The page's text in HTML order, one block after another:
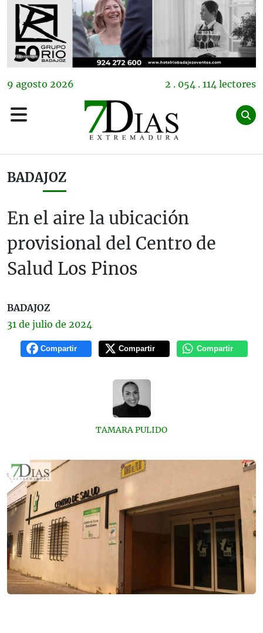
9 agosto 2026 2 . 054 . 114 lectores
BADAJOZ
En el aire la ubicación
provisional del Centro de
Salud Los Pinos
BADAJOZ
31 de julio de 2024
Compartir Compartir Compartir
TAMARA PULIDO